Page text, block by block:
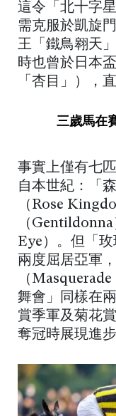
這令「北十字
需克服於凱旋
王「鐵鳥翱天
時也曾於日本
「杏目」），
三歲馬在
事實上僅有七
自本世紀：「
（Rose
（
Eye）。但「
兩度屈居亞軍
（
舞會」同樣在
賞季軍及菊花
奪冠時展現進步